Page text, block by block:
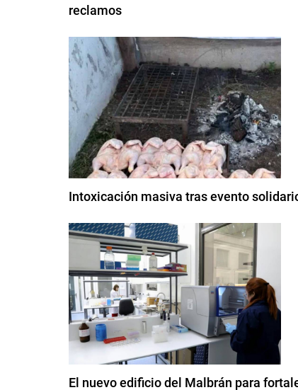
reclamos
Intoxicación masiva tras evento
El nuevo edificio del Malbrán para